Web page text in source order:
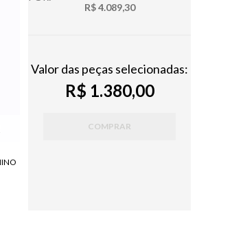
ADICIONAR
R$ 4.089,30
Valor das peças selecionadas:
R$ 1.380,00
COMPRAR